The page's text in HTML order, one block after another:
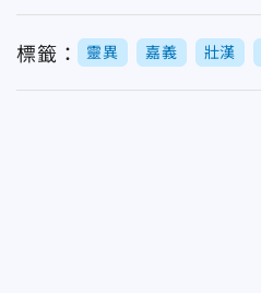
標籤： 靈異 嘉義 壯漢